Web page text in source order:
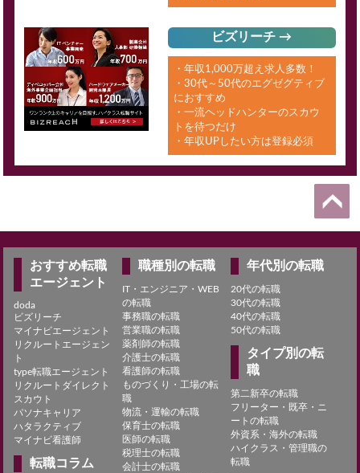
ビズリーチ →
・年収1,000万超え求人多数！
・30代～50代のエグゼグティブ
におすすめ
・一流ヘッドハンターのスカウ
トを待つだけ
・年収UPしたい方は登録必須
おすすめ転職
エージェント
doda
ビズリーチ
マイナビエージェント
リクルートエージェン
ト
type転職エージェント
リクルートダイレクト
スカウト
パソナキャリア
ハタラクティブ
マイナビ看護師
転職コラム
職種別の転職
IT・エンジニア・WEB
の転職
事務職の転職
営業職の転職
薬剤師の転職
介護士の転職
看護師の転職
ものづくり・工場の転
職
物流・運輸の転職
保育士の転職
医師の転職
税理士の転職
会計士の転職
年代別の転職
20代の転職
30代の転職
40代の転職
50代の転職
タイプ別の転
職
第二新卒の転職
フリーター・既卒・ニ
ートの転職
外資系・海外の転職
ハイクラス・管理職の
転職